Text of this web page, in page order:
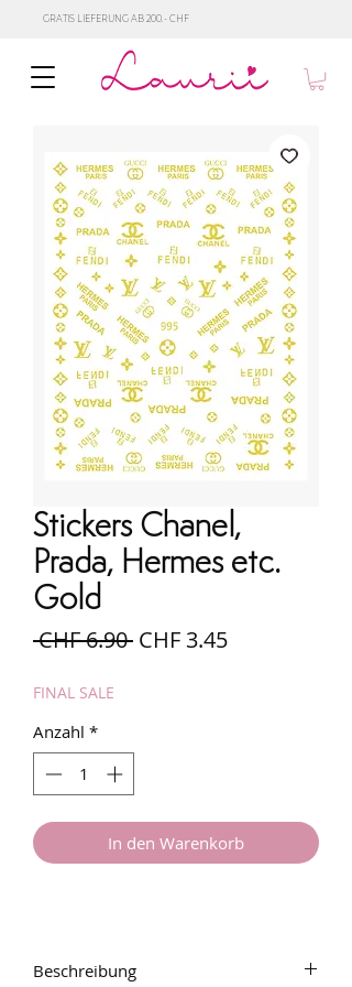
GRATIS LIEFERUNG AB 200.- CHF
Stickers Chanel,
Prada, Hermes etc.
Gold
CHF 6.90 Standardpreis
CHF 3.45Sale-
FINAL SALE
Anzahl *
In den Warenkorb
Beschreibung